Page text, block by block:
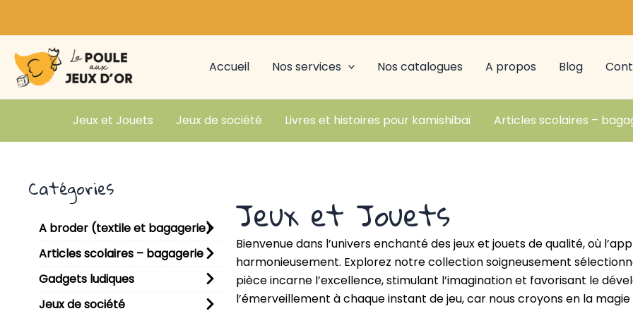
Accueil
Nos services Nos catalogues A propos Blog
Jeux et Jouets Jeux de société Livres et histoires pour kamishibaï Articles scolaires –
Catégories
A broder (textile et bagagerie)
Articles scolaires – bagagerie
Gadgets ludiques
Jeux de société
Jeux et Jouets
Bienvenue dans l’univers enchanté des jeux et jouets de qualité, où
harmonieusement. Explorez notre collection soigneusement
pièce incarne l’excellence, stimulant l’imagination et favorisant le
l’émerveillement à chaque instant de jeu, car nous croyons en la